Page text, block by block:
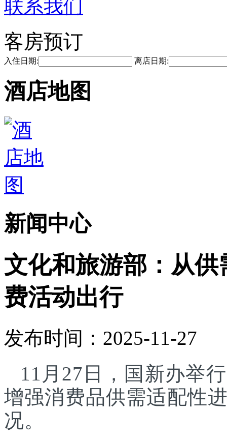
联系我们
客房预订
入住日期: 离店日期:
酒店地图
新闻中心
文化和旅游部：从
费活动出行
发布时间：2025-11-27
11月27日，国新办举
增强消费品供需适配性
况。